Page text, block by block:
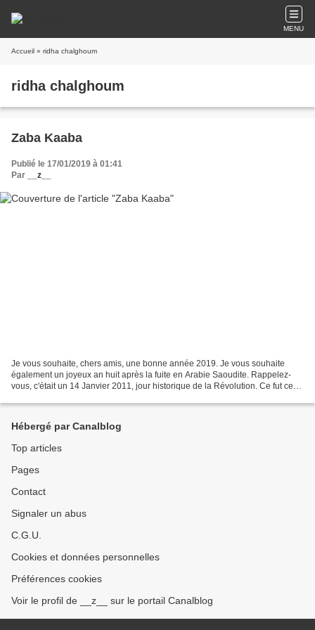
MENU
Accueil » ridha chalghoum
ridha chalghoum
Zaba Kaaba
Publié le 17/01/2019 à 01:41
Par
__z__
Je vous souhaite, chers amis, une bonne année 2019. Je vous souhaite
également un joyeux an huit après la fuite en Arabie Saoudite. Rappelez-
vous, c'était un 14 Janvier 2011, jour historique de la Révolution. Ce fut ce
Hébergé par Canalblog
Top articles
Pages
Contact
Signaler un abus
C.G.U.
Cookies et données personnelles
Préférences cookies
Voir le profil de __z__ sur le portail Canalblog